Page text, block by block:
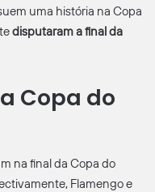
uma história na Copa
disputaram a final da
Copa do
na final da Copa do
Flamengo e